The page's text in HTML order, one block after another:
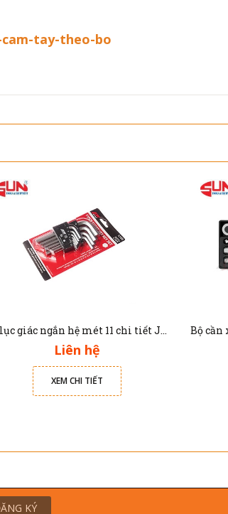
tay-theo-bo
Bộ lục giác ngắn hệ mét 11 chi tiết JTC 5350
Liên hệ
XEM CHI TIẾT
KÝ